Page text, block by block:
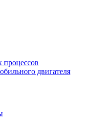
процессов
двигателя